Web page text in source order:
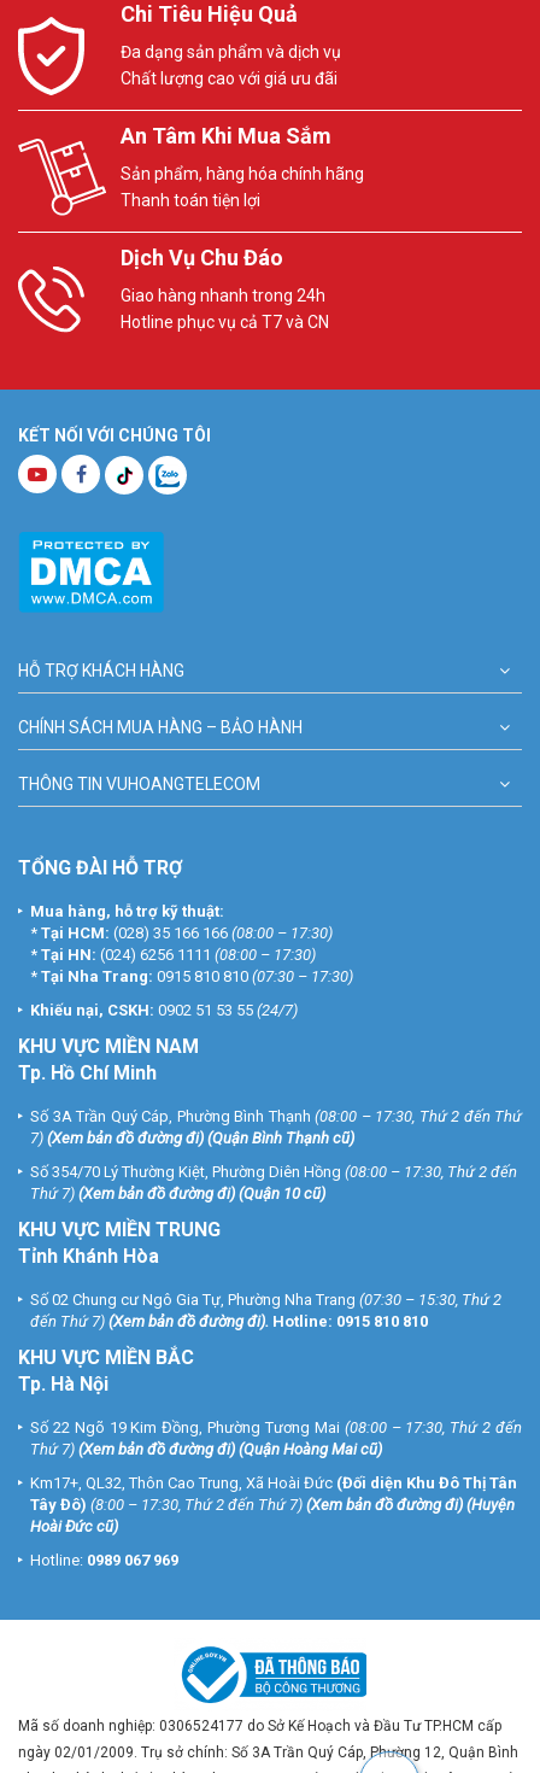
Chi Tiêu Hiệu Quả
Đa dạng sản phẩm và dịch vụ
Chất lượng cao với giá ưu đãi
An Tâm Khi Mua Sắm
Sản phẩm, hàng hóa chính hãng
Thanh toán tiện lợi
Dịch Vụ Chu Đáo
Giao hàng nhanh trong 24h
Hotline phục vụ cả T7 và CN
KẾT NỐI VỚI CHÚNG TÔI
HỖ TRỢ KHÁCH HÀNG
CHÍNH SÁCH MUA HÀNG – BẢO HÀNH
THÔNG TIN VUHOANGTELECOM
TỔNG ĐÀI HỖ TRỢ
Mua hàng, hỗ trợ kỹ thuật:
* Tại HCM: (028) 35 166 166 (08:00 – 17:30)
* Tại HN: (024) 6256 1111 (08:00 – 17:30)
* Tại Nha Trang: 0915 810 810 (07:30 – 17:30)
Khiếu nại, CSKH: 0902 51 53 55 (24/7)
KHU VỰC MIỀN NAM
Tp. Hồ Chí Minh
Số 3A Trần Quý Cáp, Phường Bình Thạnh (08:00 – 17:30, Thứ 2 đến Thứ
7) (Xem bản đồ đường đi) (Quận Bình Thạnh cũ)
Số 354/70 Lý Thường Kiệt, Phường Diên Hồng (08:00 – 17:30, Thứ 2 đến
Thứ 7) (Xem bản đồ đường đi) (Quận 10 cũ)
KHU VỰC MIỀN TRUNG
Tỉnh Khánh Hòa
Số 02 Chung cư Ngô Gia Tự, Phường Nha Trang (07:30 – 15:30, Thứ 2
đến Thứ 7) (Xem bản đồ đường đi). Hotline: 0915 810 810
KHU VỰC MIỀN BẮC
Tp. Hà Nội
Số 22 Ngõ 19 Kim Đồng, Phường Tương Mai (08:00 – 17:30, Thứ 2 đến
Thứ 7) (Xem bản đồ đường đi) (Quận Hoàng Mai cũ)
Km17+, QL32, Thôn Cao Trung, Xã Hoài Đức (Đối diện Khu Đô Thị Tân
Tây Đô) (8:00 – 17:30, Thứ 2 đến Thứ 7) (Xem bản đồ đường đi) (Huyện
Hoài Đức cũ)
Hotline: 0989 067 969
Mã số doanh nghiệp: 0306524177 do Sở Kế Hoạch và Đầu Tư TP.HCM cấp
ngày 02/01/2009. Trụ sở chính: Số 3A Trần Quý Cáp, Phường 12, Quận Bình